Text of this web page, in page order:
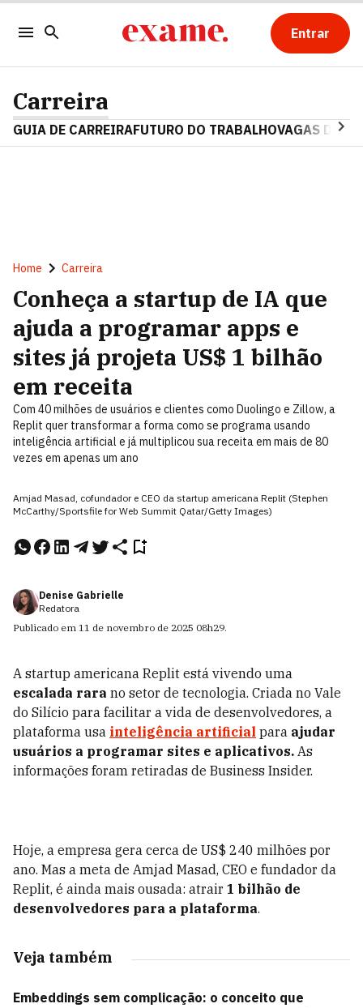
Entrar
Carreira
GUIA DE CARREIRAFUTURO DO TRABALHOVAGAS DE
Home Carreira
Conheça a startup de IA que
ajuda a programar apps e
sites já projeta US$ 1 bilhão
em receita
Com 40 milhões de usuários e clientes como Duolingo e Zillow, a
Replit quer transformar a forma como se programa usando
inteligência artificial e já multiplicou sua receita em mais de 80
vezes em apenas um ano
Amjad Masad, cofundador e CEO da startup americana Replit (Stephen
McCarthy/Sportsfile for Web Summit Qatar/Getty Images)
Denise Gabrielle
Redatora
Publicado em 11 de novembro de 2025 08h29.
A startup americana Replit está vivendo uma
escalada rara no setor de tecnologia. Criada no Vale
do Silício para facilitar a vida de desenvolvedores, a
plataforma usa inteligência artificial para ajudar
usuários a programar sites e aplicativos. As
informações foram retiradas de Business Insider.
Hoje, a empresa gera cerca de US$ 240 milhões por
ano. Mas a meta de Amjad Masad, CEO e fundador da
Replit, é ainda mais ousada: atrair 1 bilhão de
desenvolvedores para a plataforma.
Veja também
Embeddings sem complicação: o conceito que